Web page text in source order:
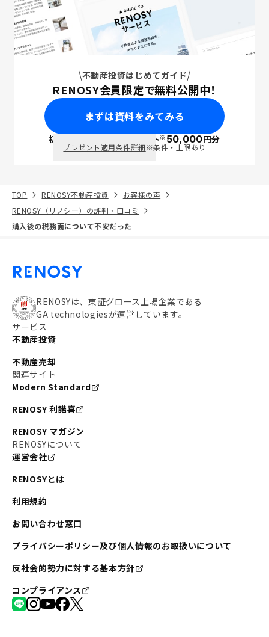
不動産投資はじめてガイド
RENOSY会員限定で無料公開中！
まずは資料をみてみる
初回面談で ポイント※50,000円分
プレゼント適用条件詳細※条件・上限あり
TOP RENOSY不動産投資
お客様の声
RENOSY（リノシー）の評判・口コミ
購入後の税務面について不安だった
RENOSYは、東証グロース上場企業である
GA technologiesが運営しています。
サービス
不動産投資
不動産売却
関連サイト
Modern Standard
RENOSY 利諾喜
RENOSY マガジン
RENOSYについて
運営会社
RENOSYとは
利用規約
お問い合わせ窓口
プライバシーポリシー及び個人情報のお取扱いについて
反社会的勢力に対する基本方針
コンプライアンス